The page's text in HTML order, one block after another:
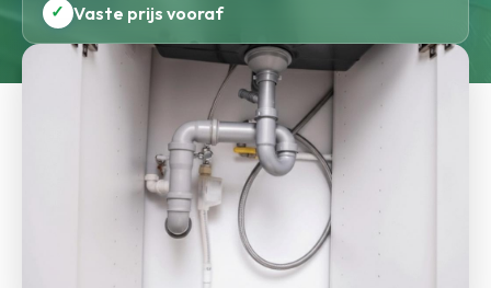
✓ Vaste prijs vooraf